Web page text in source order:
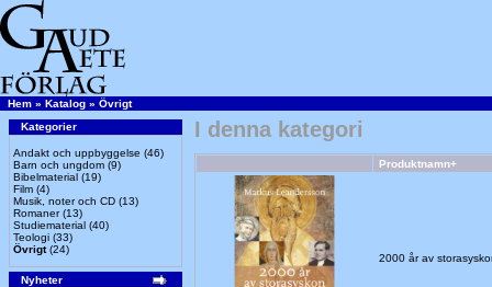
Hem » Katalog » Övrigt
Kategorier
Andakt och uppbyggelse (46)
Barn och ungdom (9)
Bibelmaterial (19)
Film (4)
Musik, noter och CD (13)
Romaner(13)
Studiematerial (40)
Teologi (33)
Övrigt(24)
Nyheter
I denna kategori
Produktnamn+
2000 år av